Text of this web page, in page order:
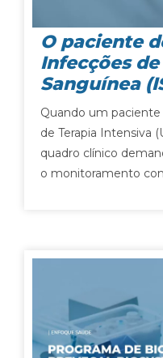
O paciente
Infecções
Sanguínea
Quando um
de Terapia Intensiva
quadro clínico
o monitoramento